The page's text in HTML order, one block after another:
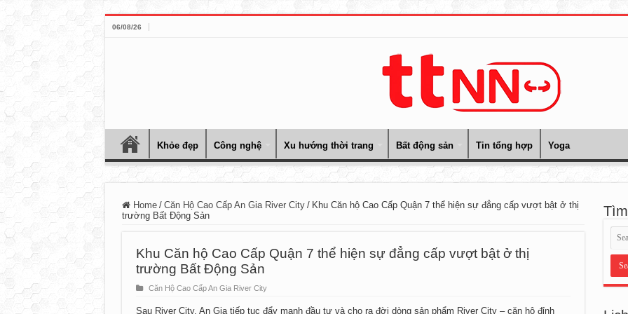
06/08/26
Khỏe đẹp Công nghệ Xu hướng thời trang Bất động sản Tin tổng hợp Yoga
Home / Căn Hộ Cao Cấp An Gia River City / Khu Căn hộ Cao Cấp Quận 7 thể hiện sự đẳng cấp vượt bật ở thị
trường Bất Động Sản
Khu Căn hộ Cao Cấp Quận 7 thể hiện sự đẳng cấp vượt bật ở thị
trường Bất Động Sản
Căn Hộ Cao Cấp An Gia River City
Sau River City, An Gia tiếp tục đẩy mạnh đầu tư và cho ra đời dòng sản phẩm River City – căn hộ đỉnh